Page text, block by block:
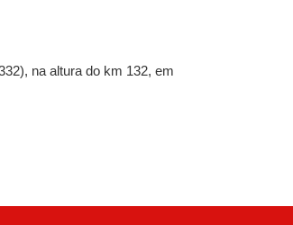
na altura do km 132, em